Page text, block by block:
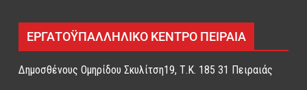
ΕΡΓΑΤΟΫΠΑΛΛΗΛΙΚΟ ΚΕΝΤΡΟ ΠΕΙΡΑΙΑ
Δημοσθένους Ομηρίδου Σκυλίτση19, Τ.Κ. 185 31 Πειραιάς